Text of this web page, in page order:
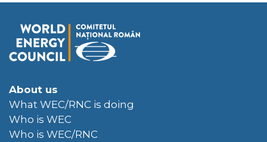
About us
What WEC/RNC is doing
Who is WEC
Who is WEC/RNC